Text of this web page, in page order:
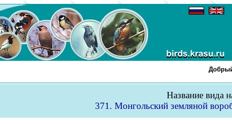
Название вида
371. Монгольский земляной